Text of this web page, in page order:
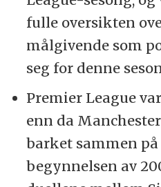
fulle oversikten
målgivende som
seg for denne
Premier League
enn da
barket sammen
begynnelsen av